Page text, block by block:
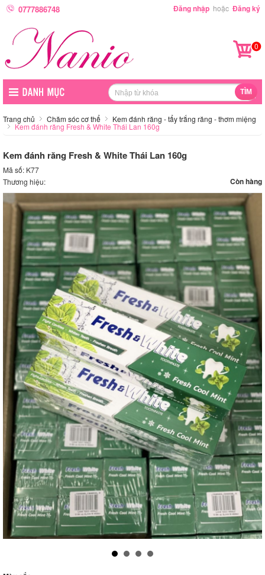
0777886748 Đăng nhập hoặc Đăng ký
0
Trang chủ Chăm sóc cơ thể Kem đánh răng - tẩy trắng răng - thơm miệng
Kem đánh răng Fresh & White Thái Lan 160g
Kem đánh răng Fresh & White Thái Lan 160g
Mã số: K77
Thương hiệu:
Còn hàng